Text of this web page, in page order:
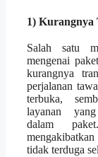
1) Kurangnya
Salah satu
mengenai
kurangnya
perjalanan
terbuka,
layanan
dalam
tidak terduga